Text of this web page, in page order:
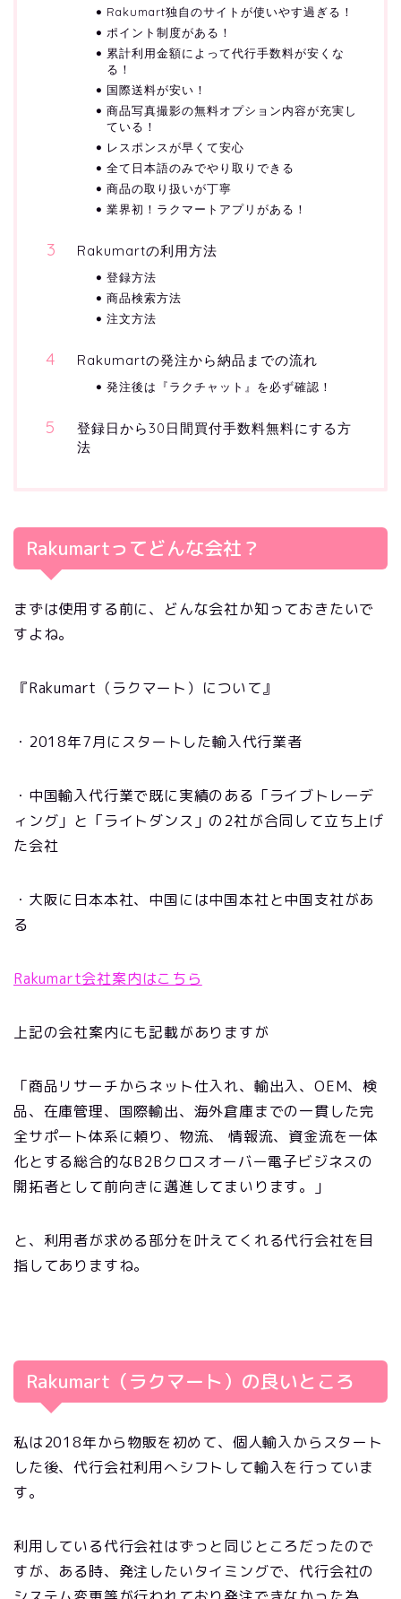
Rakumart独自のサイトが使いやす過ぎる！
ポイント制度がある！
累計利用金額によって代行手数料が安くな
る！
国際送料が安い！
商品写真撮影の無料オプション内容が充実し
ている！
レスポンスが早くて安心
全て日本語のみでやり取りできる
商品の取り扱いが丁寧
業界初！ラクマートアプリがある！
Rakumartの利用方法
登録方法
商品検索方法
注文方法
Rakumartの発注から納品までの流れ
発注後は『ラクチャット』を必ず確認！
登録日から30日間買付手数料無料にする方
法
Rakumartってどんな会社？
まずは使用する前に、どんな会社か知っておきたいで
すよね。
『Rakumart（ラクマート）について』
・2018年7月にスタートした輸入代行業者
・中国輸入代行業で既に実績のある「ライブトレーデ
ィング」と「ライトダンス」の2社が合同して立ち上げ
た会社
・大阪に日本本社、中国には中国本社と中国支社があ
る
Rakumart会社案内はこちら
上記の会社案内にも記載がありますが
「商品リサーチからネット仕入れ、輸出入、OEM、検
品、在庫管理、国際輸出、海外倉庫までの一貫した完
全サポート体系に頼り、物流、 情報流、資金流を一体
化とする総合的なB2Bクロスオーバー電子ビジネスの
開拓者として前向きに邁進してまいります。」
と、利用者が求める部分を叶えてくれる代行会社を目
指してありますね。
Rakumart（ラクマート）の良いところ
私は2018年から物販を初めて、個人輸入からスタート
した後、代行会社利用へシフトして輸入を行っていま
す。
利用している代行会社はずっと同じところだったので
すが、ある時、発注したいタイミングで、代行会社の